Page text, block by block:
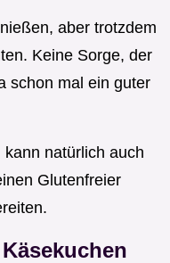
aber trotzdem
Keine Sorge, der
schon mal ein guter
natürlich auch
Glutenfreier
Käsekuchen